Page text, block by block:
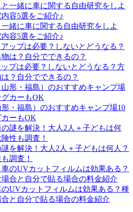
緒に車に関する自由研究をしよ
容5選をご紹介♪
プは必要？しないとどうなる？方
？自分でできるの？
・福島）のおすすめキャンプ場10
ーもOK
を解決！大人2人＋子どもは何人？
調査！
のUVカットフィルムは効果ある？種
と自分で貼る場合の料金紹介